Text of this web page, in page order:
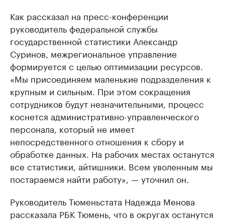
Как рассказал на пресс-конференции
руководитель федеральной службы
государственной статистики Александр
Суринов, межрегиональное управление
формируется с целью оптимизации ресурсов.
«Мы присоединяем маленькие подразделения к
крупным и сильным. При этом сокращения
сотрудников будут незначительными, процесс
коснется административно-управленческого
персонала, который не имеет
непосредственного отношения к сбору и
обработке данных. На рабочих местах останутся
все статистики, айтишники. Всем уволенным мы
постараемся найти работу», — уточнил он.
Руководитель Тюменьстата Надежда Менова
рассказала РБК Тюмень, что в округах останутся